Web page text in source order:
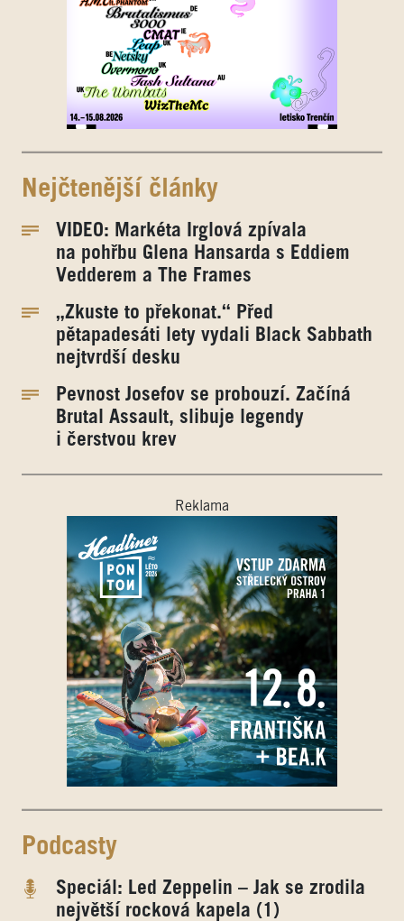
Nejčtenější články
VIDEO: Markéta Irglová zpívala
na pohřbu Glena Hansarda s Eddiem
Vedderem a The Frames
„Zkuste to překonat.“ Před
pětapadesáti lety vydali Black Sabbath
nejtvrdší desku
Pevnost Josefov se probouzí. Začíná
Brutal Assault, slibuje legendy
i čerstvou krev
Reklama
Podcasty
Speciál: Led Zeppelin – Jak se zrodila
největší rocková kapela (1)